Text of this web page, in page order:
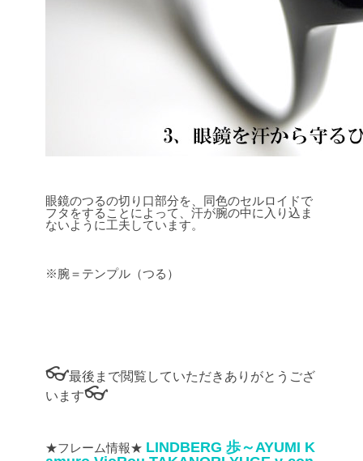
眼鏡のつるの切り口部分を、同色のセルロイドで
フタをすることによって、汗が腕の中に入り込ま
ないように工夫しています。
※腕＝テンプル（つる）
👓最後まで閲覧していただきありがとうござ
います👓
★フレーム情報★ LINDBERG 歩～AYUMI K